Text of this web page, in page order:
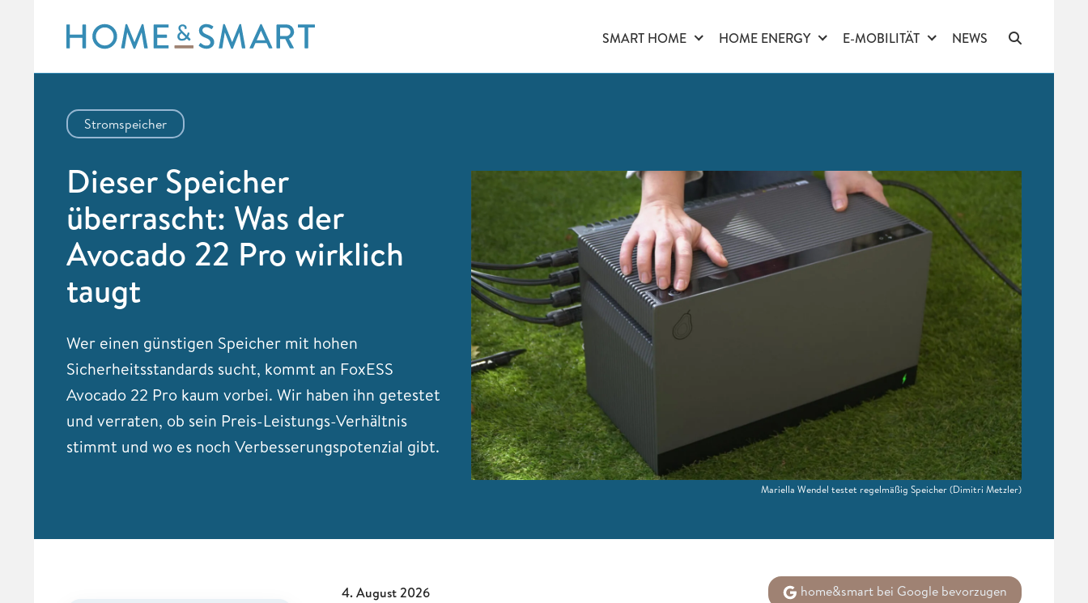
content
SMART HOME HOME ENERGY E-MOBILITÄT NEWS
Stromspeicher
Dieser Speicher
überrascht: Was der
Avocado 22 Pro wirklich
taugt
Wer einen günstigen Speicher mit hohen
Sicherheitsstandards sucht, kommt an FoxESS
Avocado 22 Pro kaum vorbei. Wir haben ihn getestet
und verraten, ob sein Preis-Leistungs-Verhältnis
stimmt und wo es noch Verbesserungspotenzial gibt.
Mariella Wendel testet regelmäßig Speicher(Dimitri Metzler)
4. August 2026 home&smart bei Google bevorzugen